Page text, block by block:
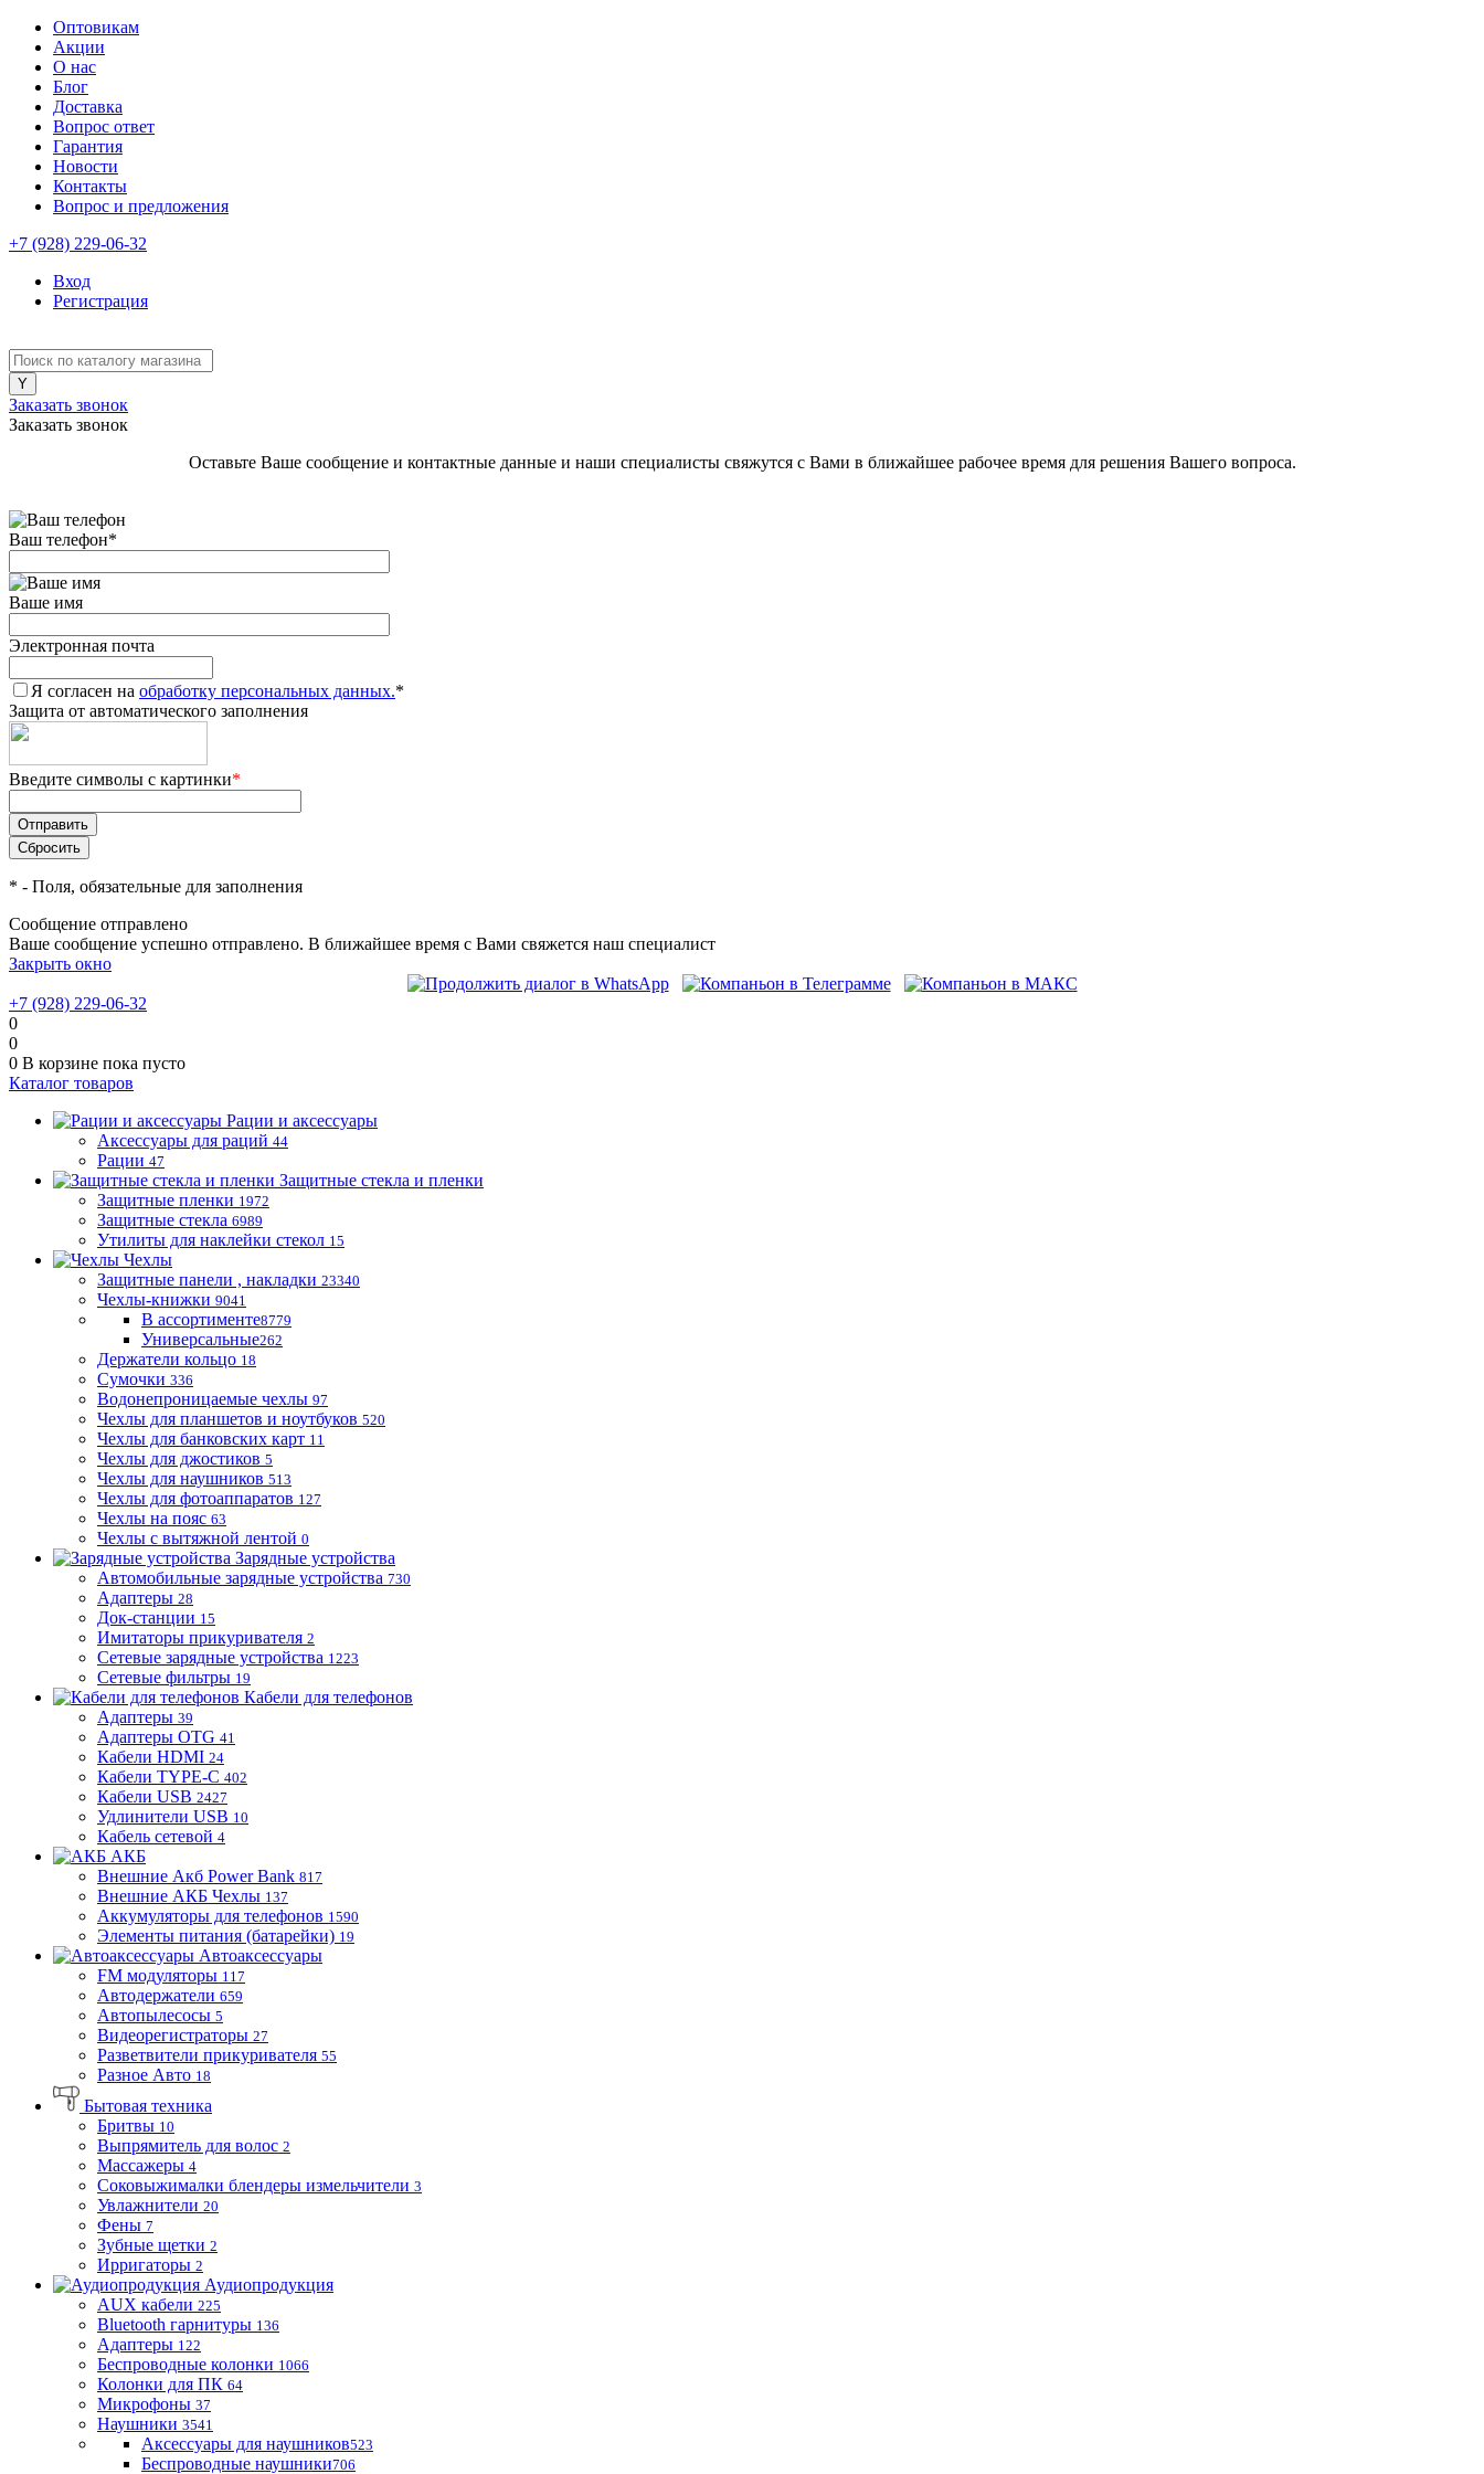
Оптовикам
Акции
О нас
Блог
Доставка
Вопрос ответ
Гарантия
Новости
Контакты
Вопрос и предложения
+7 (928) 229-06-32
Вход
Регистрация
Заказать звонок
Заказать звонок
Оставьте Ваше сообщение и контактные данные и наши специалисты свяжутся с Вами в ближайшее рабочее время для решения Вашего вопроса.
Ваш телефон*
Ваше имя
Электронная почта
Я согласен на обработку персональных данных.*
Защита от автоматического заполнения
Введите символы с картинки*
* - Поля, обязательные для заполнения
Сообщение отправлено
Ваше сообщение успешно отправлено. В ближайшее время с Вами свяжется наш специалист
Закрыть окно
+7 (928) 229-06-32
0
0
0 В корзине пока пусто
Каталог товаров
Рации и аксессуары
Аксессуары для раций 44
Рации 47
Защитные стекла и пленки
Защитные пленки 1972
Защитные стекла 6989
Утилиты для наклейки стекол 15
Чехлы
Защитные панели , накладки 23340
Чехлы-книжки 9041
В ассортименте8779
Универсальные262
Держатели кольцо 18
Сумочки 336
Водонепроницаемые чехлы 97
Чехлы для планшетов и ноутбуков 520
Чехлы для банковских карт 11
Чехлы для джостиков 5
Чехлы для наушников 513
Чехлы для фотоаппаратов 127
Чехлы на пояс 63
Чехлы с вытяжной лентой 0
Зарядные устройства
Автомобильные зарядные устройства 730
Адаптеры 28
Док-станции 15
Имитаторы прикуривателя 2
Сетевые зарядные устройства 1223
Сетевые фильтры 19
Кабели для телефонов
Адаптеры 39
Адаптеры OTG 41
Кабели HDMI 24
Кабели TYPE-C 402
Кабели USB 2427
Удлинители USB 10
Кабель сетевой 4
АКБ
Внешние Акб Power Bank 817
Внешние АКБ Чехлы 137
Аккумуляторы для телефонов 1590
Элементы питания (батарейки) 19
Автоаксессуары
FM модуляторы 117
Автодержатели 659
Автопылесосы 5
Видеорегистраторы 27
Разветвители прикуривателя 55
Разное Авто 18
Бытовая техника
Бритвы 10
Выпрямитель для волос 2
Массажеры 4
Соковыжималки блендеры измельчители 3
Увлажнители 20
Фены 7
Зубные щетки 2
Ирригаторы 2
Аудиопродукция
AUX кабели 225
Bluetooth гарнитуры 136
Адаптеры 122
Беспроводные колонки 1066
Колонки для ПК 64
Микрофоны 37
Наушники 3541
Аксессуары для наушников523
Беспроводные наушники706